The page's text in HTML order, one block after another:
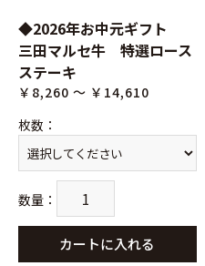
◆2026年お中元ギフト
三田マルセ牛 特選ロース
ステーキ
￥8,260 ～ ￥14,610
枚数 ：
数量 ：
カートに入れる